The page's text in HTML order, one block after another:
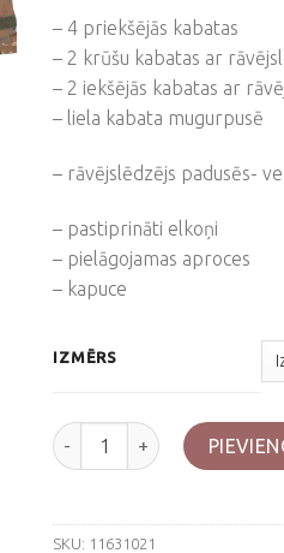
– 4 priekšējās kabatas
– 2 krūšu kabatas ar
– 2 iekšējās kabatas ar
– liela kabata mugurpusē
– rāvējslēdzējs padusēs-
– pastiprināti elkoņi
– pielāgojamas aproces
– kapuce
IZMĒRS
Flectar "Light Weight"
SKU: 11631021